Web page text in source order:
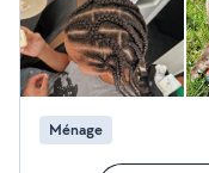
Ménage